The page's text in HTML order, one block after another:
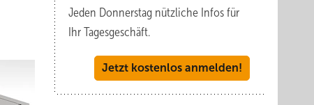
Jeden Donnerstag nützliche Infos für
Ihr Tagesgeschäft.
Jetzt kostenlos anmelden!